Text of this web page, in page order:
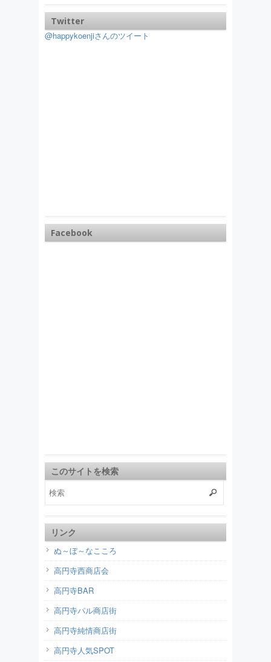
Twitter
@happykoenjiさんのツイート
Facebook
このサイトを検索
リンク
ぬ～ぼ～なこころ
高円寺西商店会
高円寺BAR
高円寺パル商店街
高円寺純情商店街
高円寺人気SPOT